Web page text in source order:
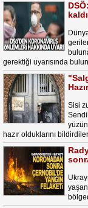
gerektiği uyarısında
Sisi
hazır olduklarını